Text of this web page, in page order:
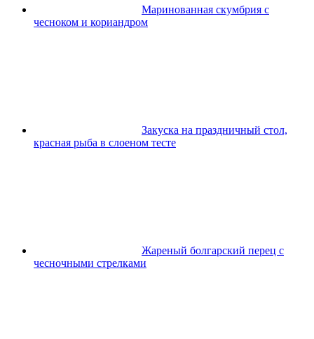
Маринованная скумбрия с
чесноком и кориандром
Закуска на праздничный стол,
красная рыба в слоеном тесте
Жареный болгарский перец с
чесночными стрелками